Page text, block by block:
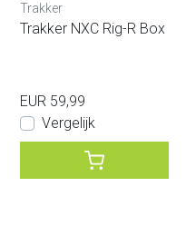
Trakker
Trakker NXC Rig-R Box
EUR 59,99
Vergelijk